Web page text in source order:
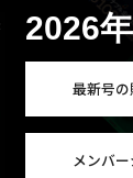
2026
最新号
メンバ